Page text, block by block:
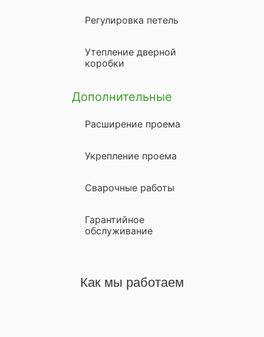
Регулировка петель
Утепление дверной
коробки
Дополнительные
Расширение проема
Укрепление проема
Сварочные работы
Гарантийное
обслуживание
Как мы работаем